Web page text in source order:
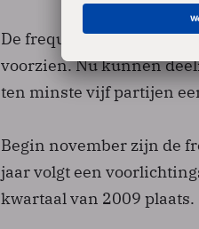
De frequentieblokken
voorzien. Nu kunnen
ten minste vijf partijen
Begin november zijn de
jaar volgt een
kwartaal van 2009 plaats.